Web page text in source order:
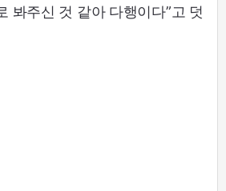
봐주신 것 같아 다행이다”고 덧